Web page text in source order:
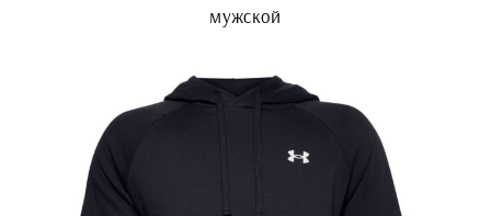
мужской